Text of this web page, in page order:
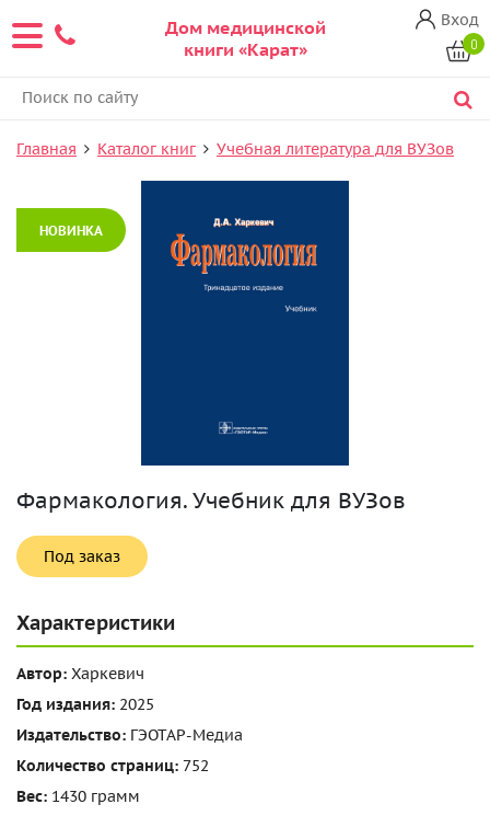
Дом медицинской
книги «Карат»
Вход
0
Главная Каталог книг Учебная литература для ВУЗов
НОВИНКА
Фармакология. Учебник для ВУЗов
Под заказ
Характеристики
Автор: Харкевич
Год издания: 2025
Издательство: ГЭОТАР-Медиа
Количество страниц: 752
Вес: 1430 грамм